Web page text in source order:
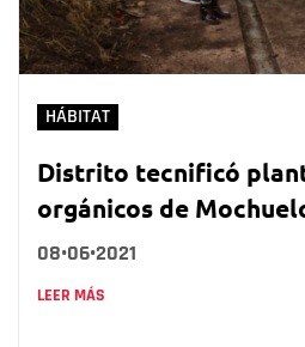
HÁBITAT
Distrito tecnificó
orgánicos de
08•06•2021
LEER MÁS